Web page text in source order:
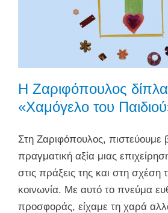
Η Ζαριφόπουλος
«Χαμόγελο του
Στη Ζαριφόπουλος, πιστεύουμε
πραγματική αξία μιας
στις πράξεις της και στη σχέση
κοινωνία. Με αυτό το πνεύμα
προσφοράς, είχαμε τη χαρά